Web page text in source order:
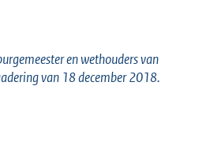
en wethouders van
van 18 december 2018.